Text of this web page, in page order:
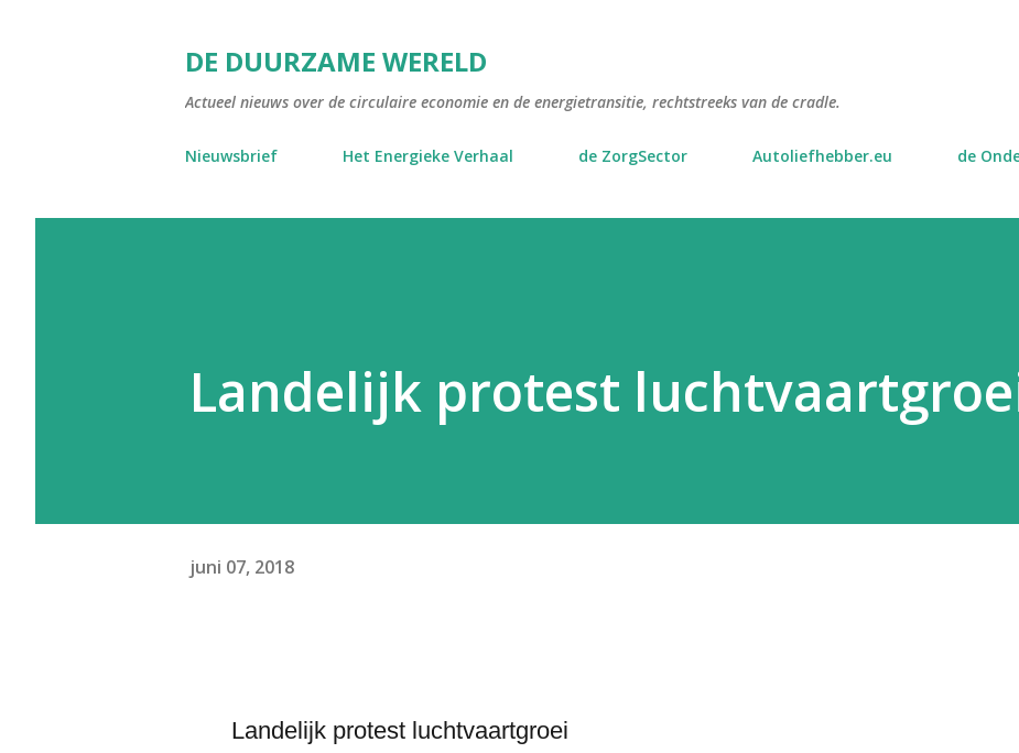
DE DUURZAME WERELD
Actueel nieuws over de circulaire economie en de energietransitie, rechtstreeks van de cradle.
Nieuwsbrief Het Energieke Verhaal de ZorgSector Autoliefhebber.eu de
Landelijk protest
juni 07, 2018
Landelijk protest luchtvaartgroei